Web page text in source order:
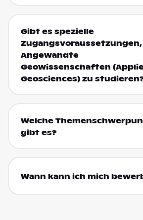
Gibt es spezielle
Zugangsvoraussetzungen,
Angewandte
Geowissenschaften
Geosciences) zu
Welche
gibt es?
Wann kann ich mich